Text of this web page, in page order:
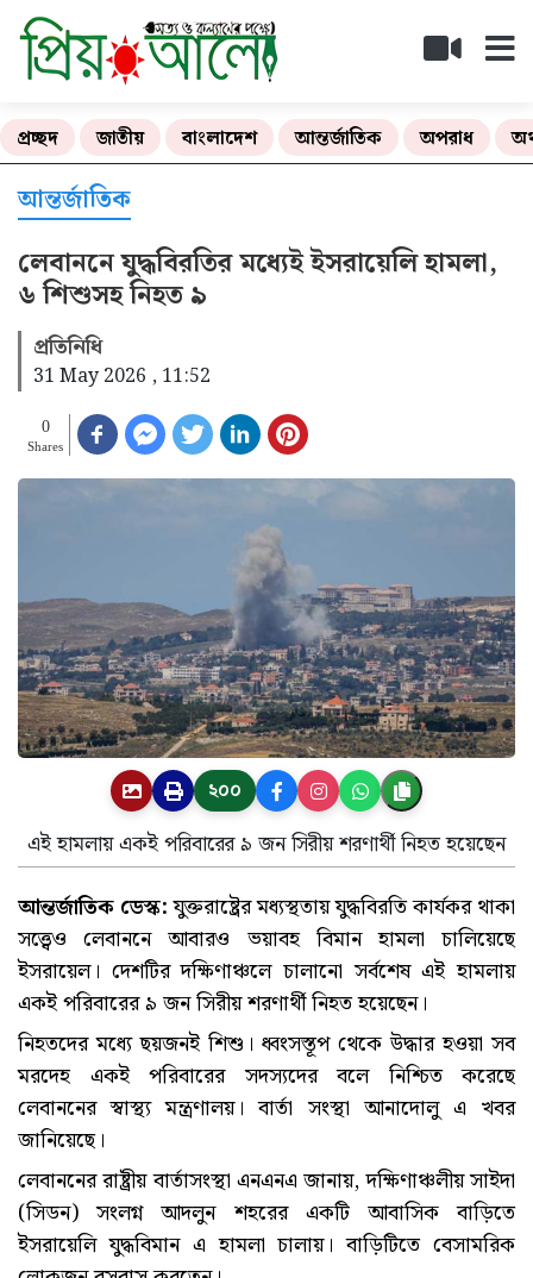
প্রচ্ছদ জাতীয় বাংলাদেশ আন্তর্জাতিক অপরাধ
আন্তর্জাতিক
লেবাননে যুদ্ধবিরতির মধ্যেই ইসরায়েলি হামলা,
৬ শিশুসহ নিহত ৯
প্রতিনিধি
31 May 2026 , 11:52
0
Shares
২০০
এই হামলায় একই পরিবারের ৯ জন সিরীয় শরণার্থী নিহত হয়েছেন
আন্তর্জাতিক ডেস্ক:যুক্তরাষ্ট্রের মধ্যস্থতায় যুদ্ধবিরতি কার্যকর থাকা
সত্ত্বেও লেবাননে আবারও ভয়াবহ বিমান হামলা চালিয়েছে
ইসরায়েল। দেশটির দক্ষিণাঞ্চলে চালানো সর্বশেষ এই হামলায়
একই পরিবারের ৯ জন সিরীয় শরণার্থী নিহত হয়েছেন।
নিহতদের মধ্যে ছয়জনই শিশু। ধ্বংসস্তূপ থেকে উদ্ধার হওয়া সব
মরদেহ একই পরিবারের সদস্যদের বলে নিশ্চিত করেছে
লেবাননের স্বাস্থ্য মন্ত্রণালয়। বার্তা সংস্থা আনাদোলু এ খবর
জানিয়েছে।
লেবাননের রাষ্ট্রীয় বার্তাসংস্থা এনএনএ জানায়, দক্ষিণাঞ্চলীয় সাইদা
(সিডন) সংলগ্ন আদলুন শহরের একটি আবাসিক বাড়িতে
ইসরায়েলি যুদ্ধবিমান এ হামলা চালায়। বাড়িটিতে বেসামরিক